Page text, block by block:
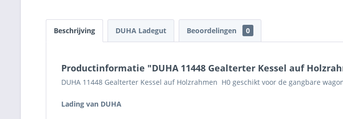
Beschrijving DUHA Ladegut Beoordelingen 0
Productinformatie "DUHA 11448 Gealterter Kessel auf
DUHA 11448 Gealterter Kessel auf Holzrahmen H0 geschikt voor de gangbare
Lading van DUHA